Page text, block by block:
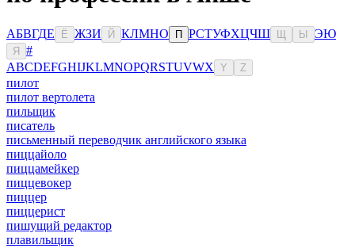
АБВГДЕ Ё ЖЗИ Й КЛМНО П РСТУФХЦЧШ Ы ЭЮ
Я
#
ABCDEFGHIJKLMNOPQRSTUVWX Y Z
пилот
пилот вертолета
пильщик
писатель
письменный переводчик английского языка
пиццайоло
пиццамейкер
пиццевокер
пиццер
пиццерист
пишущий редактор
плавильщик